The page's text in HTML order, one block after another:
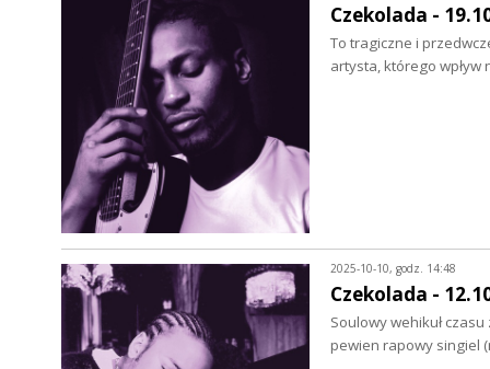
Czekolada -
To tragiczne i
artysta, którego
2025-10-10, godz. 14:48
Czekolada -
Soulowy wehikuł
pewien rapowy singiel